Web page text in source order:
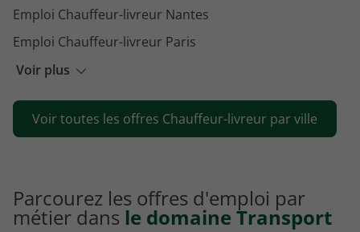
Voir plus
Emploi Chauffeur-livreur Nantes
Emploi Chauffeur-livreur Paris
Emploi Chauffeur-livreur Metz
Emploi Chauffeur-livreur Saint-Quentin-Fallavier
Emploi Chauffeur-livreur Gennevilliers
Voir toutes les offres Chauffeur-livreur par ville
Parcourez les offres d'emploi par
métier dans le domaine Transport